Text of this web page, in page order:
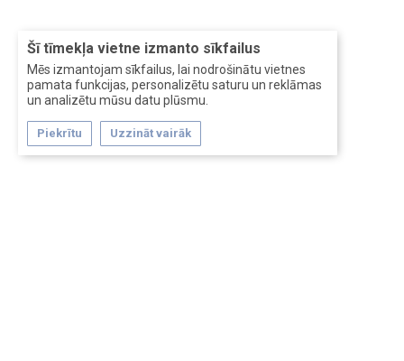
Šī tīmekļa vietne izmanto sīkfailus
Mēs izmantojam sīkfailus, lai nodrošinātu vietnes
pamata funkcijas, personalizētu saturu un reklāmas
un analizētu mūsu datu plūsmu.
Piekrītu Uzzināt vairāk